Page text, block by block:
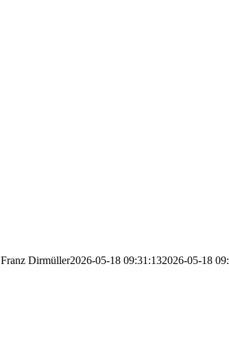
Franz Dirmüller2026-05-18 09:31:132026-05-18